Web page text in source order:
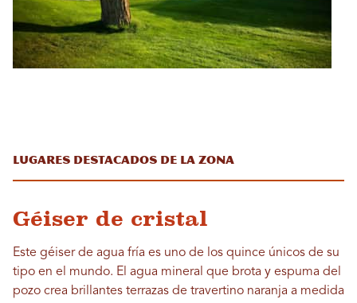
Lugares destacados de la zona
Géiser de cristal
Este géiser de agua fría es uno de los quince únicos de su
tipo en el mundo. El agua mineral que brota y espuma del
pozo crea brillantes terrazas de travertino naranja a medida